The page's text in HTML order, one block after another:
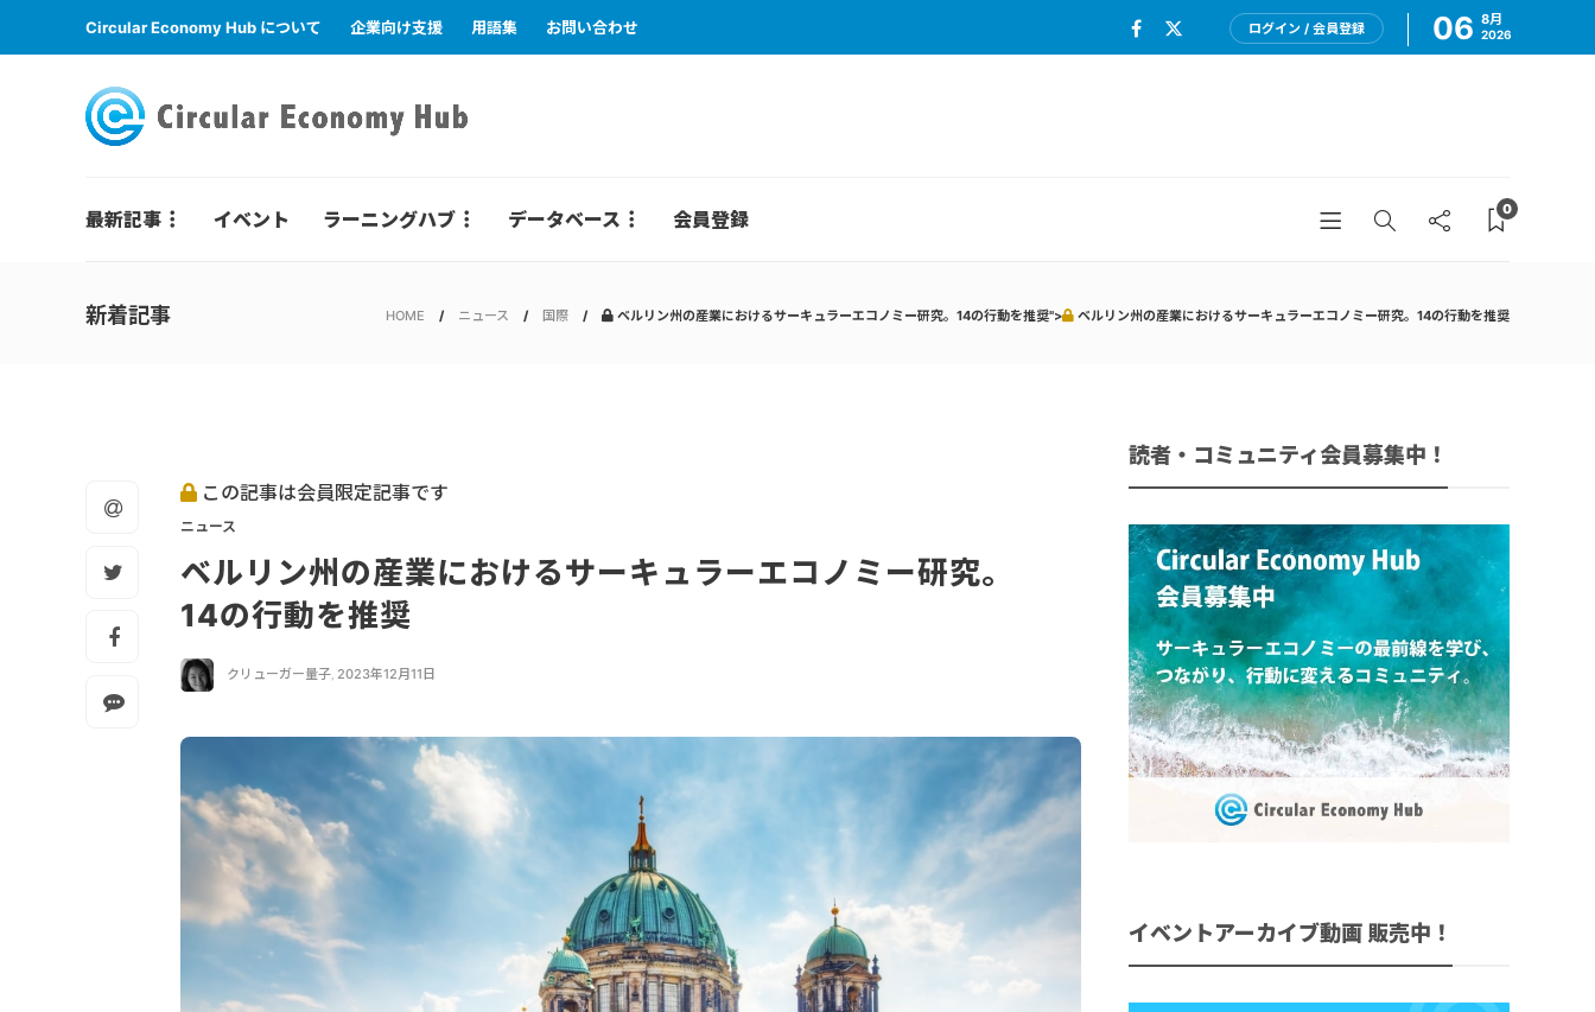
Circular Economy Hub について 企業向け支援 用語集 お問い合わせ ログイン / 会員登録 06 8月
2026
最新記事 イベント ラーニングハブ データベース 会員登録 0
新着記事 HOME ニュース 国際 ベルリン州の産業におけるサーキュラーエコノミー研究。14の行動を推奨"> ベルリン州の産業におけるサーキュラーエコノミー研究。14の行動を推奨
この記事は会員限定記事です
ニュース
ベルリン州の産業におけるサーキュラーエコノミー研究。
14の行動を推奨
クリューガー量子, 2023年12月11日
読者・コミュニティ会員募集中！
イベントアーカイブ動画 販売中！